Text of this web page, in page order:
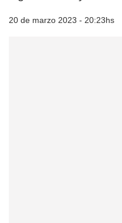
20 de marzo 2023 - 20:23hs